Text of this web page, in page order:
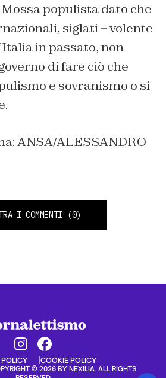
Mossa populista dato che
siglati – volente
in passato, non
di fare ciò che
e sovranismo o si
ANSA/ALESSANDRO
I COMMENTI (0)
COOKIE POLICY
© 2026 BY NEXILIA. ALL RIGHTS